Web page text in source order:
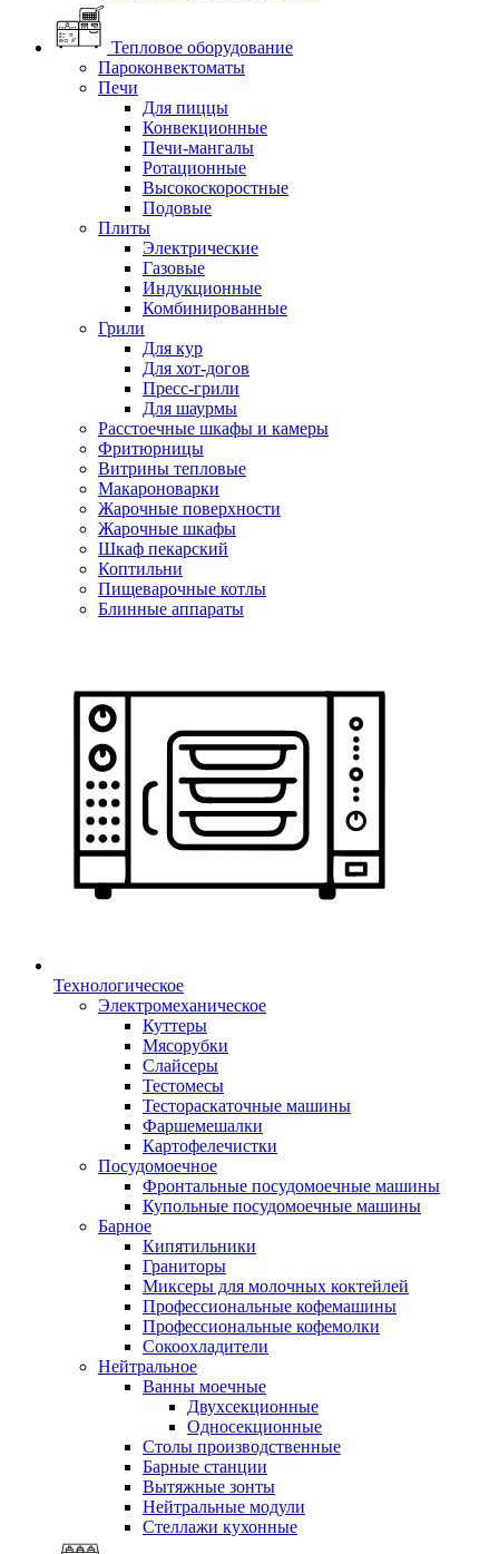
Тепловое оборудование
Пароконвектоматы
Печи
Для пиццы
Конвекционные
Печи-мангалы
Ротационные
Высокоскоростные
Подовые
Плиты
Электрические
Газовые
Индукционные
Комбинированные
Грили
Для кур
Для хот-догов
Пресс-грили
Для шаурмы
Расстоечные шкафы и камеры
Фритюрницы
Витрины тепловые
Макароноварки
Жарочные поверхности
Жарочные шкафы
Шкаф пекарский
Коптильни
Пищеварочные котлы
Блинные аппараты
Технологическое
Электромеханическое
Куттеры
Мясорубки
Слайсеры
Тестомесы
Тестораскаточные машины
Фаршемешалки
Картофелечистки
Посудомоечное
Фронтальные посудомоечные машины
Купольные посудомоечные машины
Барное
Кипятильники
Граниторы
Миксеры для молочных коктейлей
Профессиональные кофемашины
Профессиональные кофемолки
Сокоохладители
Нейтральное
Ванны моечные
Двухсекционные
Односекционные
Столы производственные
Барные станции
Вытяжные зонты
Нейтральные модули
Стеллажи кухонные